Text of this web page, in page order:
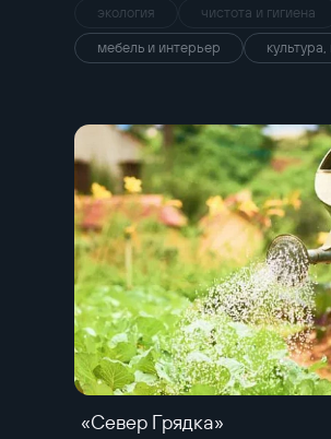
экология
чистота и гигиена
мебель и интерьер
«Север Грядка»